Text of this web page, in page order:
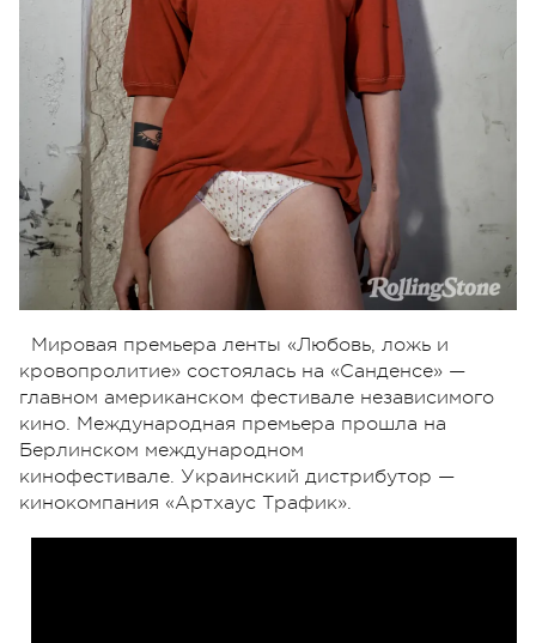
Мировая премьера ленты «Любовь, ложь и
кровопролитие» состоялась на «Санденсе» —
главном американском фестивале независимого
кино. Международная премьера прошла на
Берлинском международном
кинофестивале. Украинский дистрибутор —
кинокомпания «Артхаус Трафик».